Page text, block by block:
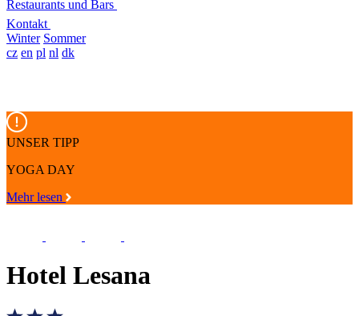
Restaurants und Bars
Kontakt
Winter Sommer
cz en pl nl dk
UNSER TIPP
YOGA DAY
Mehr lesen
Hotel Lesana